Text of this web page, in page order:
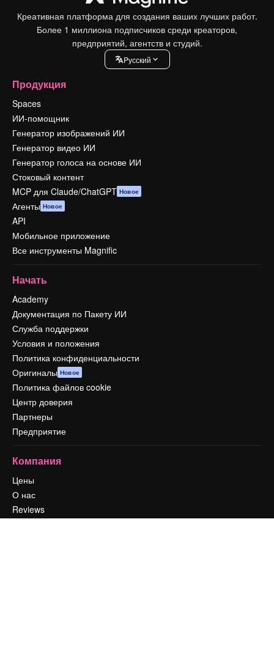
Креативная платформа для создания ваших лучших работ.
Более 1 миллиона подписчиков среди креаторов,
предприятий, агентств и студий.
Pусский
Продукция
Spaces
ИИ-помощник
Генератор изображений ИИ
Генератор видео ИИ
Генератор голоса на основе ИИ
Стоковый контент
MCP для Claude/ChatGPT Новое
Агенты Новое
API
Мобильное приложение
Все инструменты Magnific
Начать
Academy
Документация по Пакету ИИ
Служба поддержки
Условия и положения
Политика конфиденциальности
Оригиналы Новое
Политика файлов cookie
Центр доверия
Партнеры
Предприятие
Компания
Цены
О нас
Reviews